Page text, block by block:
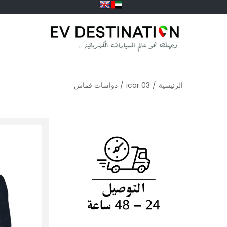
الرئيسية /
icar 03
/ دواسات قماش